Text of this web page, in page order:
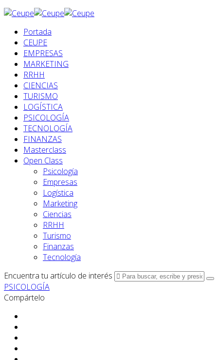
Portada
CEUPE
EMPRESAS
MARKETING
RRHH
CIENCIAS
TURISMO
LOGÍSTICA
PSICOLOGÍA
TECNOLOGÍA
FINANZAS
Masterclass
Open Class
Psicología
Empresas
Logística
Marketing
Ciencias
RRHH
Turismo
Finanzas
Tecnología
Encuentra tu artículo de interés
PSICOLOGÍA
Compártelo